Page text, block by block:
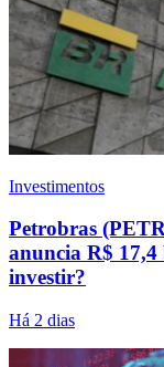
Investimentos
Petrobras
anuncia R$ 17,4
investir?
Há 2 dias